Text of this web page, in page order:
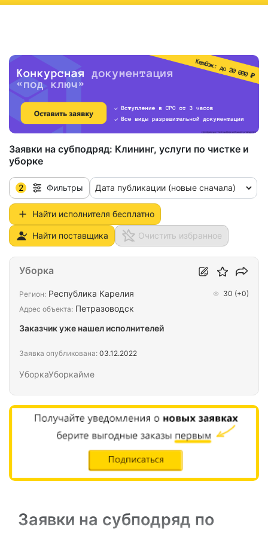
Заявки на субподряд: Клининг, услуги по чистке и
уборке
2 Фильтры Дата публикации (новые сначала)
Найти исполнителя бесплатно
Найти поставщика Очистить избранное
УборкаУборкайме
Уборка
Регион: Республика Карелия 30 (+0)
Адрес объекта: Петразоводск
Заказчик уже нашел исполнителей
Заявка опубликована: 03.12.2022
Заявки на субподряд по